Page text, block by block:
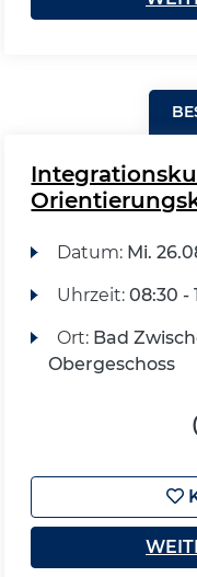
Datum: Mi.
Uhrzeit: 08:30 -
Ort: Bad
Obergeschoss